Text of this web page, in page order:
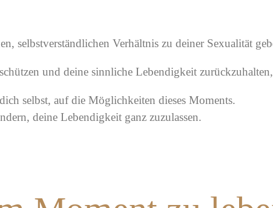
selbstverständlichen Verhältnis zu deiner Sexualität
und deine sinnliche Lebendigkeit
selbst, auf die Möglichkeiten dieses Moments.
deine Lebendigkeit ganz zuzulassen.